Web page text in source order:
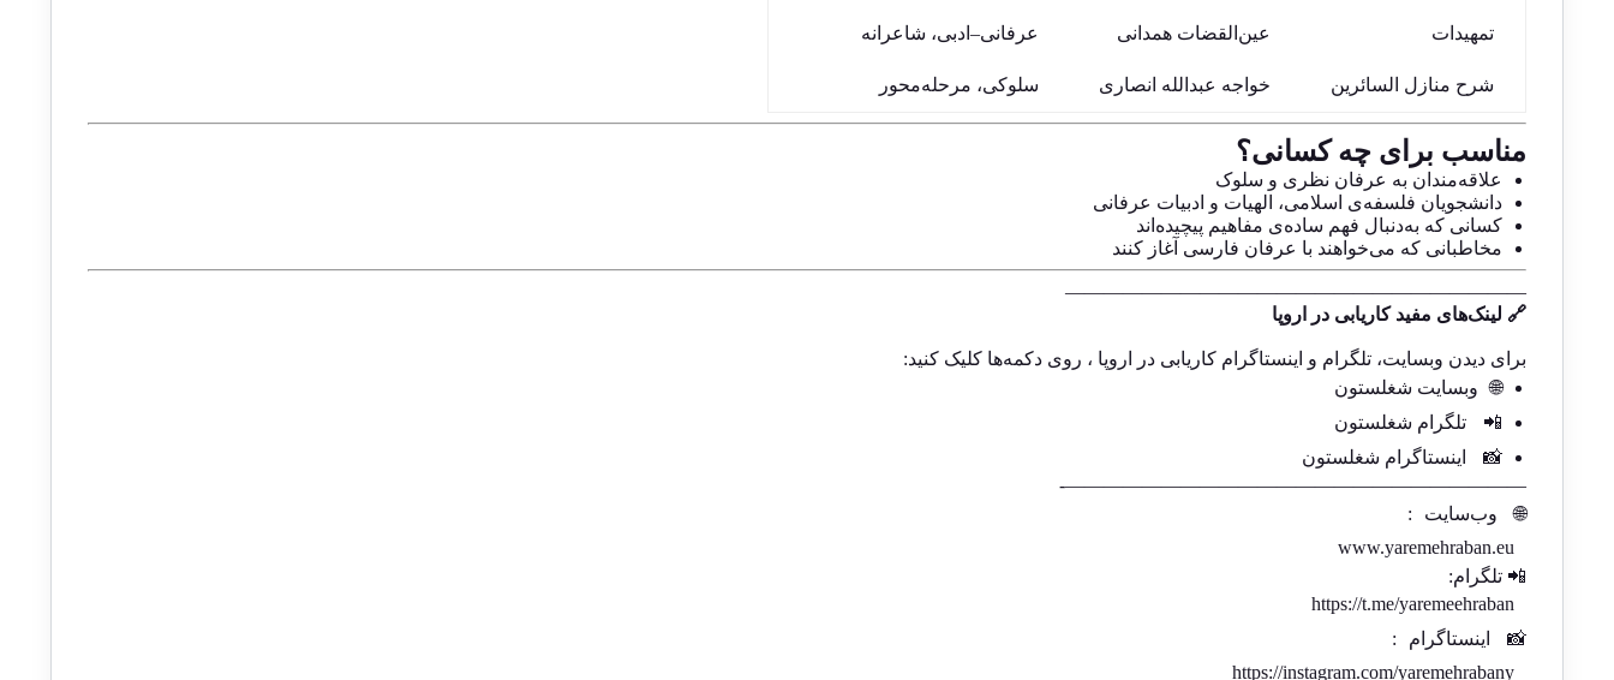
تمهیدات عین‌القضات همدانی عرفانی–ادبی، شاعرانه
شرح منازل السائرین خواجه عبدالله انصاری سلوکی، مرحله‌محور
مناسب برای چه کسانی؟
علاقه‌مندان به عرفان نظری و سلوک
دانشجویان فلسفه‌ی اسلامی، الهیات و ادبیات عرفانی
کسانی که به‌دنبال فهم ساده‌ی مفاهیم پیچیده‌اند
مخاطبانی که می‌خواهند با عرفان فارسی آغاز کنند
————————————————————————
🔗 لینک‌های مفید کاریابی در اروپا
برای دیدن وبسایت، تلگرام و اینستاگرام کاریابی در اروپا ، روی دکمه‌ها کلیک کنید:
🌐
وبسایت شغلستون
📲
تلگرام شغلستون
📸
اینستاگرام شغلستون
————————————————————————-
🌐
وب‌سایت
:
www.yaremehraban.eu
📲 تلگرام:
https://t.me/yaremeehraban
📸
اینستاگرام
:
https://instagram.com/yaremehrabany